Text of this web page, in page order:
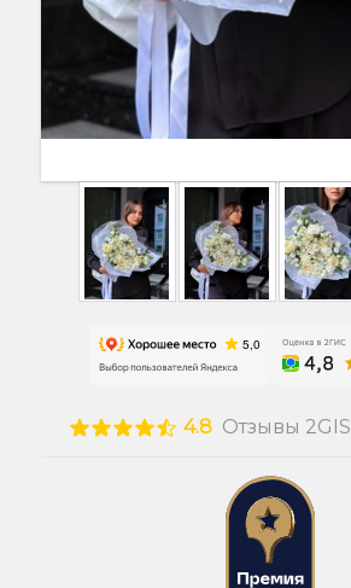
4.8 Отзывы 2GIS